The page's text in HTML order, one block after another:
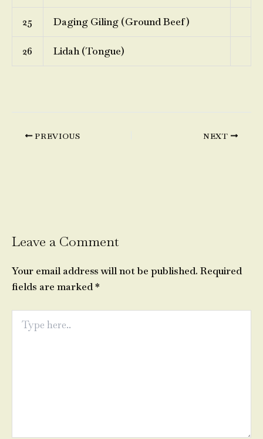
25 Daging Giling (Ground Beef)
26 Lidah (Tongue)
PREVIOUS NEXT
Leave a Comment
Your email address will not be published. Required
fields are marked*
here..